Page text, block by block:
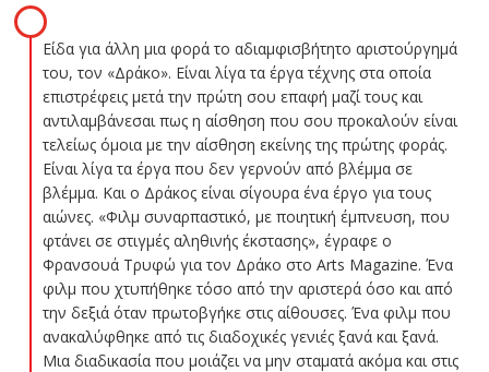
Είδα για άλλη μια φορά το αδιαμφισβήτητο αριστούργημά
του, τον «Δράκο». Είναι λίγα τα έργα τέχνης στα οποία
επιστρέφεις μετά την πρώτη σου επαφή μαζί τους και
αντιλαμβάνεσαι πως η αίσθηση που σου προκαλούν είναι
τελείως όμοια με την αίσθηση εκείνης της πρώτης φοράς.
Είναι λίγα τα έργα που δεν γερνούν από βλέμμα σε
βλέμμα. Και ο Δράκος είναι σίγουρα ένα έργο για τους
αιώνες. «Φιλμ συναρπαστικό, με ποιητική έμπνευση, που
φτάνει σε στιγμές αληθινής έκστασης», έγραφε ο
Φρανσουά Τρυφώ για τον Δράκο στο Arts Magazine. Ένα
φιλμ που χτυπήθηκε τόσο από την αριστερά όσο και από
την δεξιά όταν πρωτοβγήκε στις αίθουσες. Ένα φιλμ που
ανακαλύφθηκε από τις διαδοχικές γενιές ξανά και ξανά.
Μια διαδικασία που μοιάζει να μην σταματά ακόμα και στις